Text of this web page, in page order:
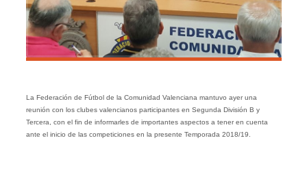
La Federación de Fútbol de la Comunidad Valenciana mantuvo ayer una
reunión con los clubes valencianos participantes en Segunda División B y
Tercera, con el fin de informarles de importantes aspectos a tener en cuenta
ante el inicio de las competiciones en la presente Temporada 2018/19.